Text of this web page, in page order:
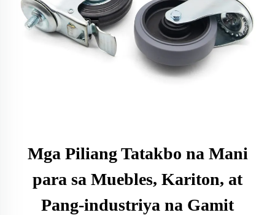
Mga Piliang Tatakbo na Mani
para sa Muebles, Kariton, at
Pang-industriya na Gamit